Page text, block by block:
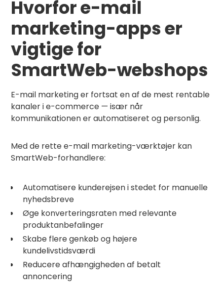
Hvorfor e-mail
marketing-apps er
vigtige for
SmartWeb-webshops
E-mail marketing er fortsat en af de mest rentable
kanaler i e-commerce — især når
kommunikationen er automatiseret og personlig.
Med de rette e-mail marketing-værktøjer kan
SmartWeb-forhandlere:
Automatisere kunderejsen i stedet for manuelle
nyhedsbreve
Øge konverteringsraten med relevante
produktanbefalinger
Skabe flere genkøb og højere
kundelivstidsværdi
Reducere afhængigheden af betalt
annoncering